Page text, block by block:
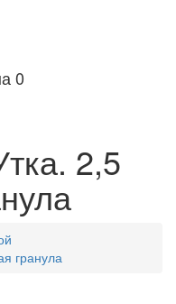
0
2,5
гранула